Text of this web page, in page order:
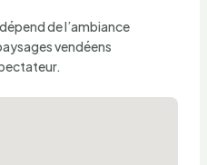
de l’ambiance
vendéens